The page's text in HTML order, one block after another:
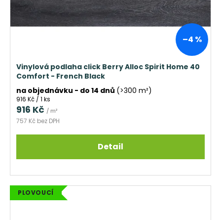
–4 %
Vinylová podlaha click Berry Alloc Spirit Home 40
Comfort - French Black
na objednávku - do 14 dnů (>300 m²)
757 Kč bez DPH
916 Kč / m²
Měrná
cena:
916 Kč / 1 ks
Detail
PLOVOUCÍ